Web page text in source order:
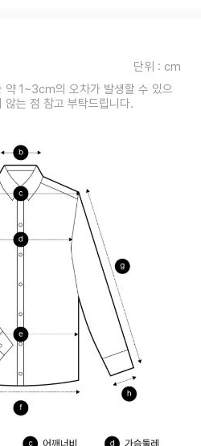
단위 : cm
약 1~3cm의 오차가 발생할 수 있으
않는 점 참고 부탁드립니다.